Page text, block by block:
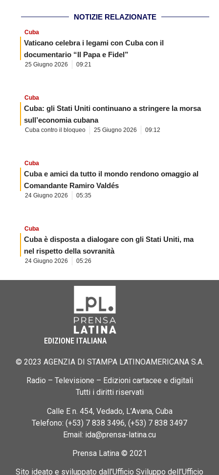
NOTIZIE RELAZIONATE
Cuba
Vaticano celebra i legami con Cuba con il
documentario “Il Papa e Fidel”
25 Giugno 2026 09:21
Cuba
Cuba: gli Stati Uniti continuano a stringere la morsa
sull’economia cubana
Cuba contro il bloqueo 25 Giugno 2026 09:12
Cuba
Cuba e amici da tutto il mondo rendono omaggio al
Comandante Ramiro Valdés
24 Giugno 2026 05:35
Cuba
Cuba è disposta a dialogare con gli Stati Uniti, ma
nel rispetto della sovranità
24 Giugno 2026 05:26
EDIZIONE ITALIANA
© 2023 AGENZIA DI STAMPA LATINOAMERICANA S.A.
Radio – Televisione – Edizioni cartacee e digitali
Tutti i diritti riservati
Calle E n. 454, Vedado, L’Avana, Cuba
Telefono: (+53) 7 838 3496, (+53) 7 838 3497
Email: ida@prensa-latina.cu
Prensa Latina © 2021
Sito ideato e sviluppato dall’Ufficio Sviluppo dell’Ufficio